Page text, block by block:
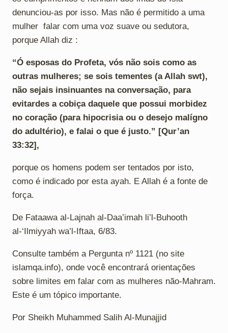
denunciou-as por isso. Mas não é permitido a uma
mulher falar com uma voz suave ou sedutora,
porque Allah diz :
“Ó esposas do Profeta, vós não sois como as
outras mulheres; se sois tementes (a Allah swt),
não sejais insinuantes na conversação, para
evitardes a cobiça daquele que possui morbidez
no coração (para hipocrisia ou o desejo malígno
do adultério), e falai o que é justo.” [Qur’an
33:32],
porque os homens podem ser tentados por isto,
como é indicado por esta ayah. E Allah é a fonte de
força.
De Fataawa al-Lajnah al-Daa’imah li’l-Buhooth
al-‘Ilmiyyah wa’l-Iftaa, 6/83.
Consulte também a Pergunta nº 1121 (no site
islamqa.info), onde você encontrará orientações
sobre limites em falar com as mulheres não-Mahram.
Este é um tópico importante.
Por Sheikh Muhammed Salih Al-Munajjid